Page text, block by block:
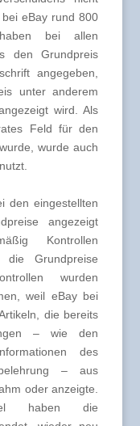
eBay rund 800
bei allen
den Grundpreis
angegeben,
unter anderem
wird. Als
Feld für den
wurde auch
den eingestellten
angezeigt
Kontrollen
Grundpreise
wurden
weil eBay bei
die bereits
– wie den
des
– aus
oder anzeigte.
haben die